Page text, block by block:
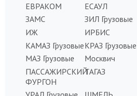
ЕВРАКОМ
ЕСАУЛ
ЗАМС
ЗИЛ Грузовые
ИЖ
ИРБИС
КАМАЗ ГрузовыеКРАЗ Грузовые
МАЗ Грузовые
Москвич
ПАССАЖИРСКИЙ
ФУРГОН
ТАГАЗ